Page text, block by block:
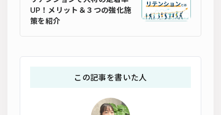
UP！メリット＆３つの強化施
策を紹介
この記事を書いた人